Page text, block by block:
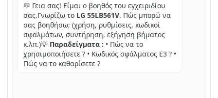
💬 Γεια σας! Είμαι ο βοηθός του εγχειριδίου
σας.Γνωρίζω το LG 55LB561V. Πώς μπορώ να
σας βοηθήσω; (χρήση, ρυθμίσεις, κωδικοί
σφαλμάτων, συντήρηση, εξήγηση βήματος
κ.λπ.)💡 Παραδείγματα : • Πώς να το
χρησιμοποιήσετε ? • Κωδικός σφάλματος E3 ? •
Πώς να το καθαρίσετε ?